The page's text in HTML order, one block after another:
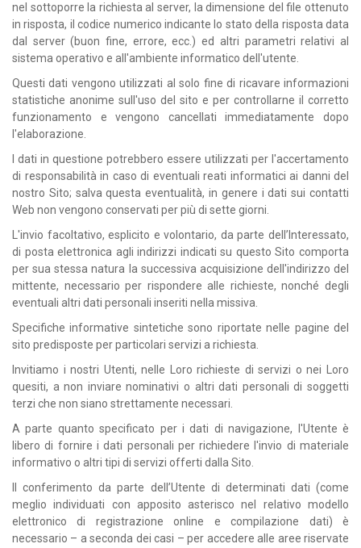
nel sottoporre la richiesta al server, la dimensione del file ottenuto
in risposta, il codice numerico indicante lo stato della risposta data
dal server (buon fine, errore, ecc.) ed altri parametri relativi al
sistema operativo e all'ambiente informatico dell'utente.
Questi dati vengono utilizzati al solo fine di ricavare informazioni
statistiche anonime sull'uso del sito e per controllarne il corretto
funzionamento e vengono cancellati immediatamente dopo
l'elaborazione.
I dati in questione potrebbero essere utilizzati per l'accertamento
di responsabilità in caso di eventuali reati informatici ai danni del
nostro Sito; salva questa eventualità, in genere i dati sui contatti
Web non vengono conservati per più di sette giorni.
L'invio facoltativo, esplicito e volontario, da parte dell’Interessato,
di posta elettronica agli indirizzi indicati su questo Sito comporta
per sua stessa natura la successiva acquisizione dell'indirizzo del
mittente, necessario per rispondere alle richieste, nonché degli
eventuali altri dati personali inseriti nella missiva.
Specifiche informative sintetiche sono riportate nelle pagine del
sito predisposte per particolari servizi a richiesta.
Invitiamo i nostri Utenti, nelle Loro richieste di servizi o nei Loro
quesiti, a non inviare nominativi o altri dati personali di soggetti
terzi che non siano strettamente necessari.
A parte quanto specificato per i dati di navigazione, l'Utente è
libero di fornire i dati personali per richiedere l'invio di materiale
informativo o altri tipi di servizi offerti dalla Sito.
Il conferimento da parte dell’Utente di determinati dati (come
meglio individuati con apposito asterisco nel relativo modello
elettronico di registrazione online e compilazione dati) è
necessario – a seconda dei casi – per accedere alle aree riservate